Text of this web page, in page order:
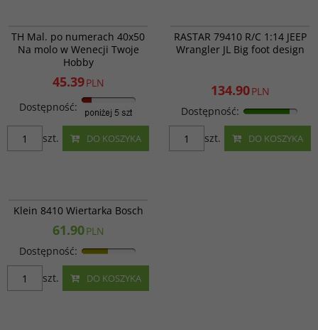
WYPRZEDAŻ
TH Mal. po numerach 40x50
Na molo w Wenecji Twoje
Hobby
45.39PLN
Dostępność:
DO KOSZYKA
szt.
PROMOCJA
RASTAR 79410 R/C 1:14 JEEP
Wrangler JL Big foot design
134.90PLN
Dostępność:
DO KOSZYKA
szt.
Klein 8410 Wiertarka Bosch
61.90PLN
Dostępność:
DO KOSZYKA
szt.